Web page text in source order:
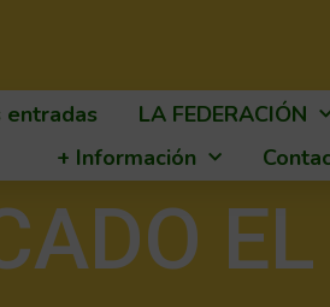
LA FEDERACIÓN
+ Información